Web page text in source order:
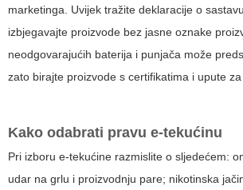
marketinga. Uvijek tražite deklaracije o
izbjegavajte proizvode bez jasne oznake
neodgovarajućih baterija i punjača može
zato birajte proizvode s certifikatima i upute
Kako odabrati pravu e-tekućinu
Pri izboru e-tekućine razmislite o sljedećem:
udar na grlu i proizvodnju pare; nikotinska